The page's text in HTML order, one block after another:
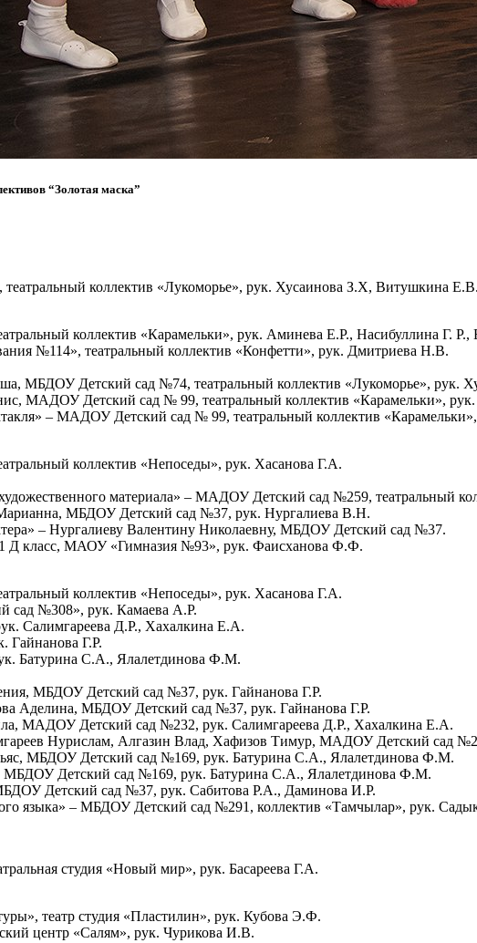
“Золотая маска”
коллектив «Лукоморье», рук. Хусаинова З.Х, Витушкина Е.В.
коллектив «Карамельки», рук. Аминева Е.Р., Насибуллина Г.
№114», театральный коллектив «Конфетти», рук. Дмитриева Н.В.
МБДОУ Детский сад №74, театральный коллектив «Лукоморье», рук.
МАДОУ Детский сад № 99, театральный коллектив «Карамельки»,
– МАДОУ Детский сад № 99, театральный коллектив
коллектив «Непоседы», рук. Хасанова Г.А.
художественного материала» – МАДОУ Детский сад №259, театральный
МБДОУ Детский сад №37, рук. Нургалиева В.Н.
– Нургалиеву Валентину Николаевну, МБДОУ Детский сад №37.
Д класс, МАОУ «Гимназия №93», рук. Фаисханова Ф.Ф.
коллектив «Непоседы», рук. Хасанова Г.А.
сад №308», рук. Камаева А.Р.
Салимгареева Д.Р., Хахалкина Е.А.
Гайнанова Г.Р.
Батурина С.А., Ялалетдинова Ф.М.
МБДОУ Детский сад №37, рук. Гайнанова Г.Р.
Аделина, МБДОУ Детский сад №37, рук. Гайнанова Г.Р.
МАДОУ Детский сад №232, рук. Салимгареева Д.Р., Хахалкина Е.А.
Нурислам, Алгазин Влад, Хафизов Тимур, МАДОУ Детский сад
МБДОУ Детский сад №169, рук. Батурина С.А., Ялалетдинова Ф.М.
МБДОУ Детский сад №169, рук. Батурина С.А., Ялалетдинова Ф.М.
Детский сад №37, рук. Сабитова Р.А., Даминова И.Р.
языка» – МБДОУ Детский сад №291, коллектив «Тамчылар», рук.
студия «Новый мир», рук. Басареева Г.А.
театр студия «Пластилин», рук. Кубова Э.Ф.
центр «Салям», рук. Чурикова И.В.